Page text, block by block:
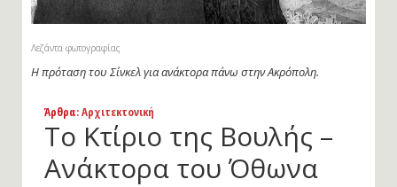
Λεζάντα φωτογραφίας
Η πρόταση του Σίνκελ για ανάκτορα πάνω στην Ακρόπολη.
Άρθρα: Αρχιτεκτονική
Το Κτίριο της Βουλής –
Ανάκτορα του Όθωνα